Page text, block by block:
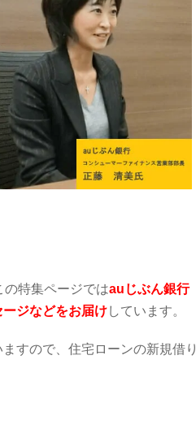
特集ページではauじぶん銀行
ジなどをお届けしています。
すので、住宅ローンの新規借り